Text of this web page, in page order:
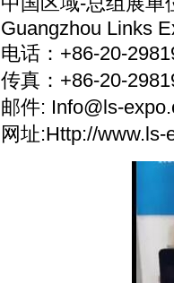
Guangzhou Links
电话：+86-20-
传真：+86-20-
邮件: Info@ls-
网址:Http://www.ls-